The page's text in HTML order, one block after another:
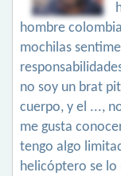
hombre
mochilas
no soy un brat
cuerpo, y el ...,
me gusta
tengo algo
helicóptero se lo